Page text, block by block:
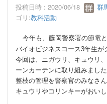
投稿日時 : 2020/06/18 群
ゴリ:教科活動
今年も、藤岡警察署の節電
バイオビジネスコース3年生が
今回は、ニガウリ、キュウリ
ーンカーテンに取り組みまし
整枝の管理を警察官のみなさ
キュウリやコリンキーがおい